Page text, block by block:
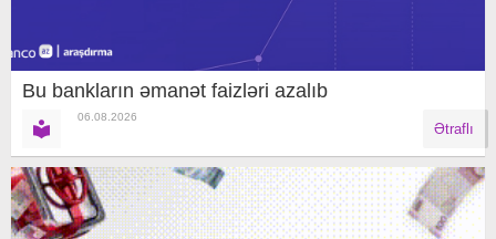
Bu bankların əmanət faizləri azalıb
06.08.2026
Ətraflı